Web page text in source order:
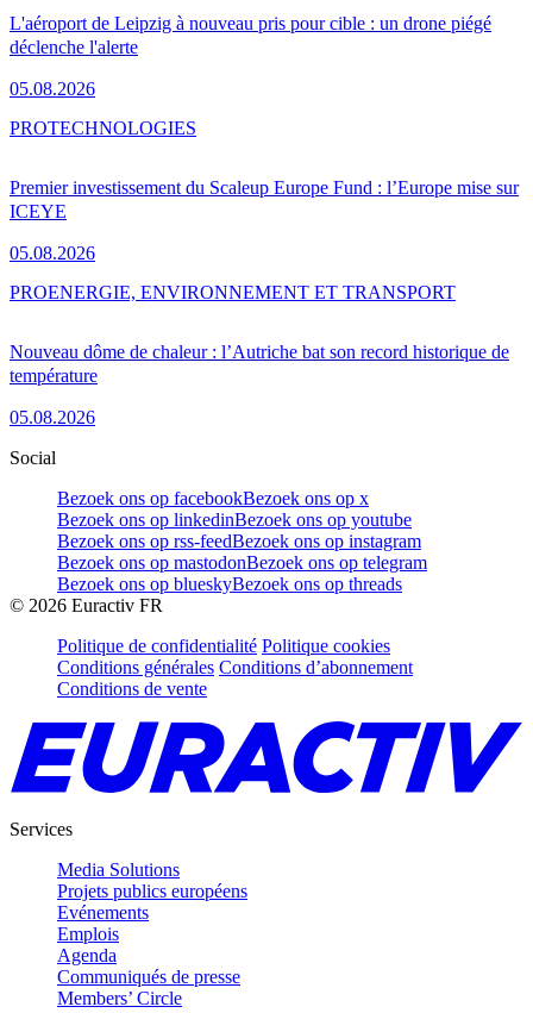
L'aéroport de Leipzig à nouveau pris pour cible : un drone piégé
déclenche l'alerte
05.08.2026
Premier investissement du Scaleup Europe Fund : l’Europe mise sur
ICEYE
05.08.2026
PROTECHNOLOGIES
Nouveau dôme de chaleur : l’Autriche bat son record historique de
température
05.08.2026
PROENERGIE, ENVIRONNEMENT ET TRANSPORT
Social
Bezoek ons op facebookBezoek ons op x
Bezoek ons op linkedinBezoek ons op youtube
Bezoek ons op rss-feedBezoek ons op instagram
Bezoek ons op mastodonBezoek ons op telegram
Bezoek ons op blueskyBezoek ons op threads
© 2026 Euractiv FR
Politique de confidentialité Politique cookies
Conditions générales Conditions d’abonnement
Conditions de vente
Services
Media Solutions
Projets publics européens
Evénements
Emplois
Agenda
Communiqués de presse
Members’ Circle